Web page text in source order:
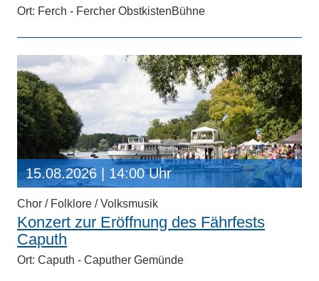
Ort: Ferch - Fercher ObstkistenBühne
15.08.2026 | 14:00 Uhr
Chor / Folklore / Volksmusik
Konzert zur Eröffnung des Fährfests
Caputh
Ort: Caputh - Caputher Gemünde